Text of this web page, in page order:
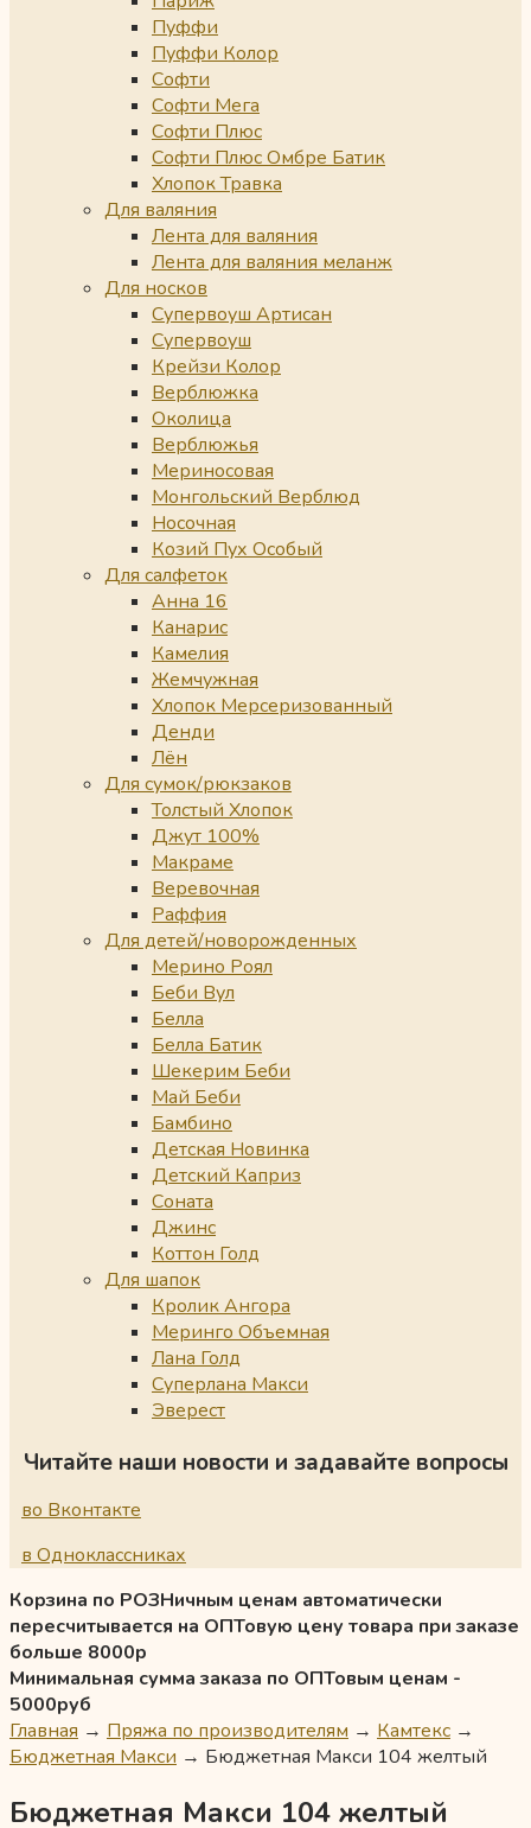
Пуффи
Пуффи Колор
Софти
Софти Мега
Софти Плюс
Софти Плюс Омбре Батик
Хлопок Травка
Для валяния
Лента для валяния
Лента для валяния меланж
Для носков
Супервоуш Артисан
Супервоуш
Крейзи Колор
Верблюжка
Околица
Верблюжья
Мериносовая
Монгольский Верблюд
Носочная
Козий Пух Особый
Для салфеток
Анна 16
Канарис
Камелия
Жемчужная
Хлопок Мерсеризованный
Денди
Лён
Для сумок/рюкзаков
Толстый Хлопок
Джут 100%
Макраме
Веревочная
Раффия
Для детей/новорожденных
Мерино Роял
Беби Вул
Белла
Белла Батик
Шекерим Беби
Май Беби
Бамбино
Детская Новинка
Детский Каприз
Соната
Джинс
Коттон Голд
Для шапок
Кролик Ангора
Меринго Объемная
Лана Голд
Суперлана Макси
Эверест
Читайте наши новости и задавайте вопросы
во Вконтакте
в Одноклассниках
Корзина по РОЗНичным ценам автоматически
пересчитывается на ОПТовую цену товара при заказе
больше 8000р
Минимальная сумма заказа по ОПТовым ценам -
5000руб
Главная → Пряжа по производителям → Камтекс →
Бюджетная Макси → Бюджетная Макси 104 желтый
Бюджетная Макси 104 желтый